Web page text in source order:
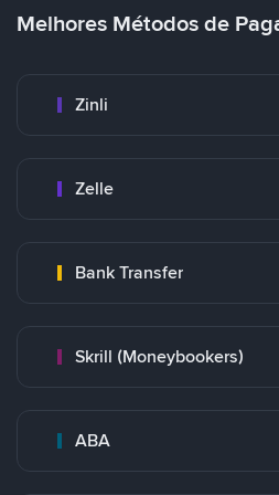
Melhores Métodos de
Zinli
Zelle
Bank Transfer
Skrill (Moneybookers)
ABA